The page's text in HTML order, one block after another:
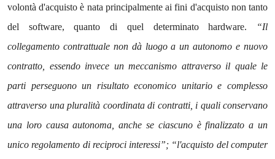
volontà d'acquisto è nata principalmente ai fini d'acquisto non tanto
del software, quanto di quel determinato hardware.
“Il
collegamento contrattuale non dà luogo a un autonomo e nuovo
contratto, essendo invece un meccanismo attraverso il quale le
parti perseguono un risultato economico unitario e complesso
attraverso una pluralità coordinata di contratti, i quali conservano
una loro causa autonoma, anche se ciascuno è finalizzato a un
unico regolamento di reciproci interessi”; “l'acquisto del computer